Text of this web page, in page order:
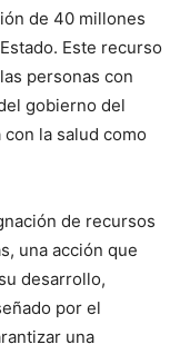
de 40 millones
Este recurso
personas con
gobierno del
la salud como
de recursos
una acción que
desarrollo,
por el
una